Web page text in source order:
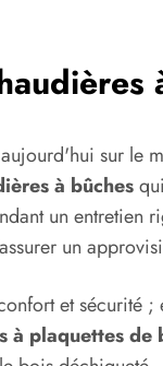
sur le
à bûches
un entretien
un
et sécurité ;
à plaquettes de